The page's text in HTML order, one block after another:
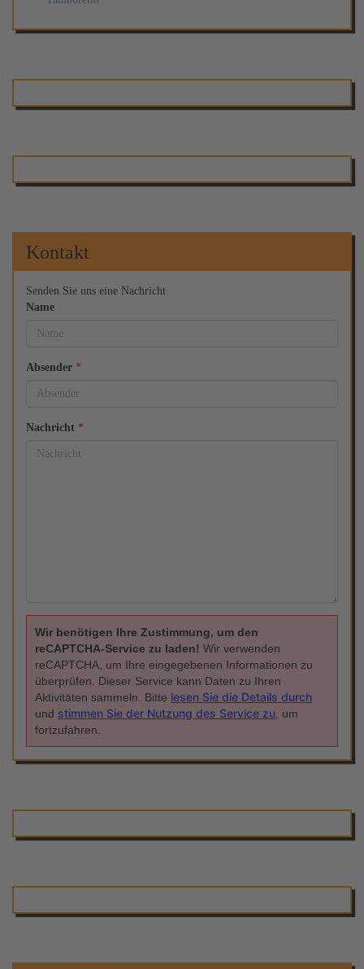
Kontakt
Senden Sie uns eine Nachricht
Name
Absender *
Nachricht *
Wir benötigen Ihre Zustimmung, um den
reCAPTCHA-Service zu laden! Wir verwenden
reCAPTCHA, um Ihre eingegebenen Informationen zu
überprüfen. Dieser Service kann Daten zu Ihren
Aktivitäten sammeln. Bitte lesen Sie die Details durch
und stimmen Sie der Nutzung des Service zu , um
fortzufahren.